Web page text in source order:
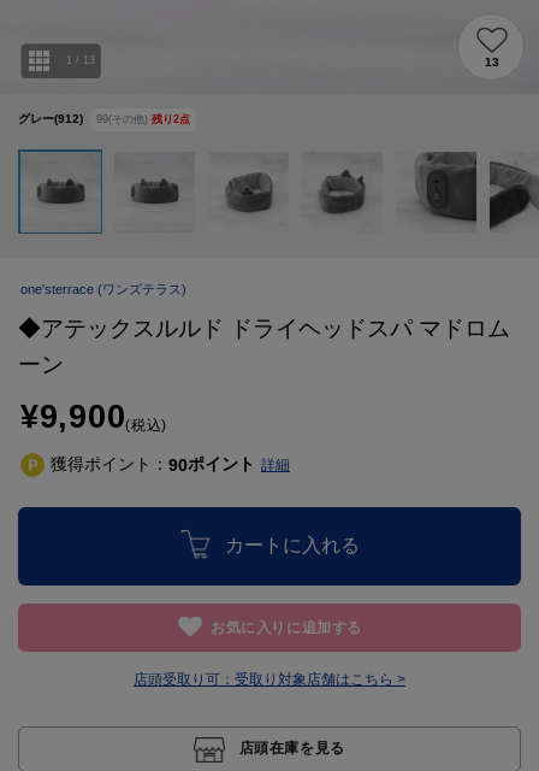
グレー(912) 99(その他) 残り 2点
1 / 13 13
one'sterrace (ワンズテラス)
◆アテックスルルド ドライヘッドスパ マドロム
ーン
¥9,900(税込)
獲得ポイント： 90ポイント 詳細
カートに入れる
お気に入りに追加する
店頭受取り可： 受取り対象店舗はこちら >
店頭在庫を見る